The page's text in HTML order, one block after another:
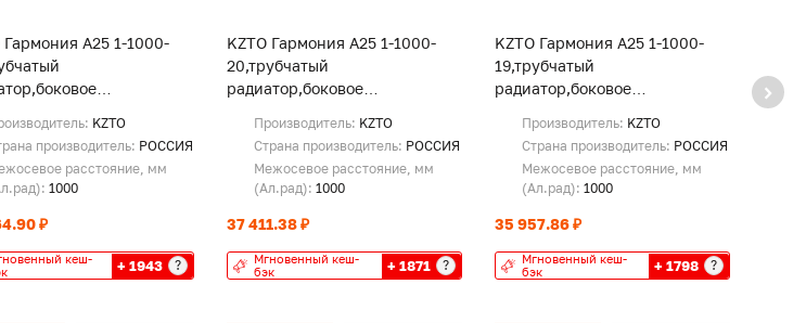
Гармония А25 1-1000-
KZTO
производитель: РОССИЯ
расстояние, мм
1000
₽
кеш-
+ 1943 ?
KZTO Гармония А25 1-1000-
20,трубчатый
радиатор,боковое
Производитель: KZTO
Страна производитель: РОССИЯ
Межосевое расстояние, мм
(Ал.рад):1000
37 411.38 ₽
Мгновенный кеш-
бэк
+ 1871 ?
KZTO Гармония А25 1-1000-
19,трубчатый
радиатор,боковое
Производитель: KZTO
Страна производитель: РОССИЯ
Межосевое расстояние, мм
(Ал.рад):1000
35 957.86 ₽
Мгновенный кеш-
бэк
+ 1798 ?